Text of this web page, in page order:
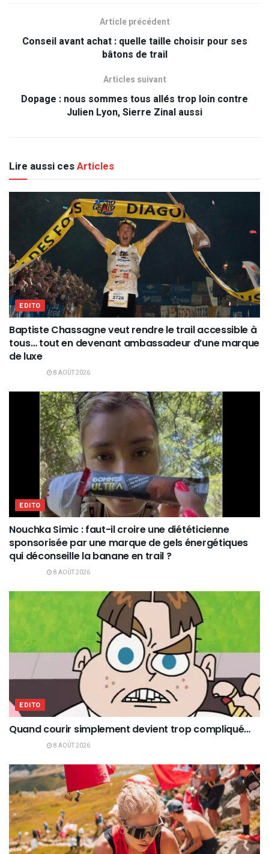
Article précédent
Conseil avant achat : quelle taille choisir pour ses
bâtons de trail
Articles suivant
Dopage : nous sommes tous allés trop loin contre
Julien Lyon, Sierre Zinal aussi
Lire aussi cesArticles
EDITO
Baptiste Chassagne veut rendre le trail accessible à
tous… tout en devenant ambassadeur d’une marque
de luxe
8 AOÛT 2026
EDITO
Nouchka Simic : faut-il croire une diététicienne
sponsorisée par une marque de gels énergétiques
qui déconseille la banane en trail ?
8 AOÛT 2026
EDITO
Quand courir simplement devient trop compliqué…
8 AOÛT 2026